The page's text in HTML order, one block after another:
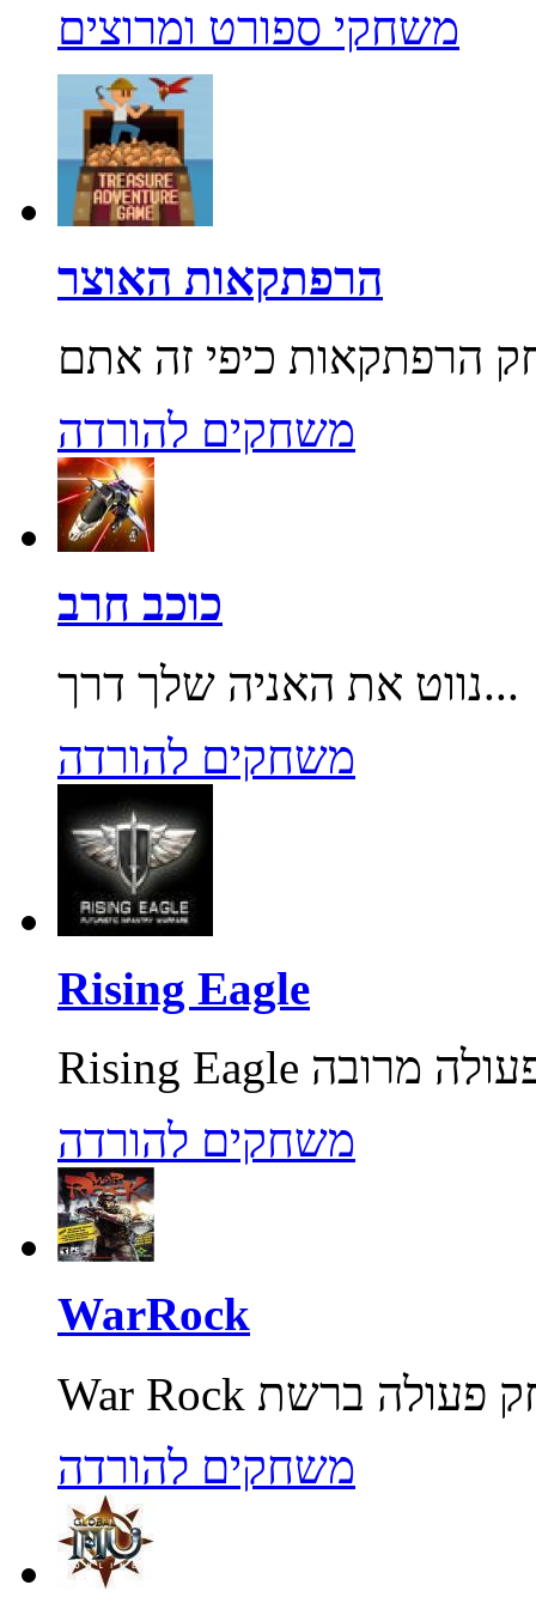
משחקי ספורט ומרוצים
הרפתקאות האוצר
משחקים להורדה
כוכב חרב
נווט את האניה שלך דרך...
משחקים להורדה
Rising Eagle
משחקים להורדה
WarRock
משחקים להורדה